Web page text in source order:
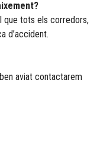
que tots els corredors,
d’accident.
aviat contactarem